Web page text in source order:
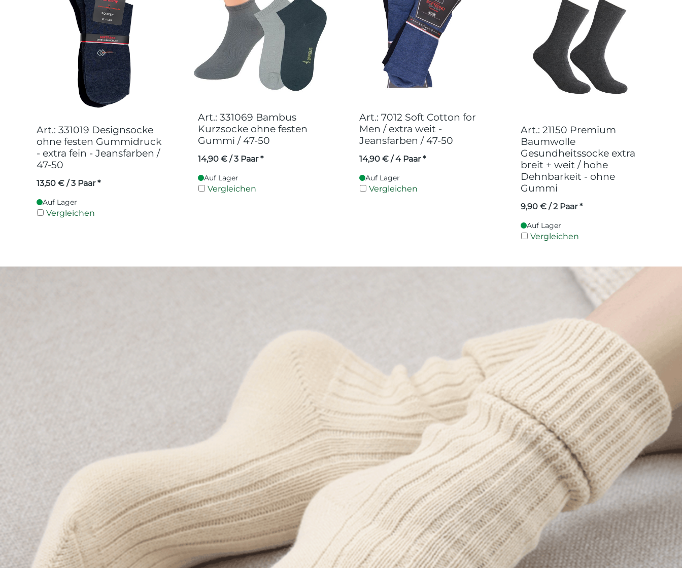
Art.: 331019 Designsocke
ohne festen Gummidruck
- extra fein - Jeansfarben /
47-50
13,50 € / 3 Paar *
Auf Lager
Vergleichen
Art.: 331069 Bambus
Kurzsocke ohne festen
Gummi / 47-50
14,90 € / 3 Paar *
Auf Lager
Vergleichen
Art.: 7012 Soft Cotton for
Men / extra weit -
Jeansfarben / 47-50
14,90 € / 4 Paar *
Auf Lager
Vergleichen
Art.: 21150 Premium
Baumwolle
Gesundheitssocke extra
breit + weit / hohe
Dehnbarkeit - ohne
Gummi
9,90 € / 2 Paar *
Auf Lager
Vergleichen